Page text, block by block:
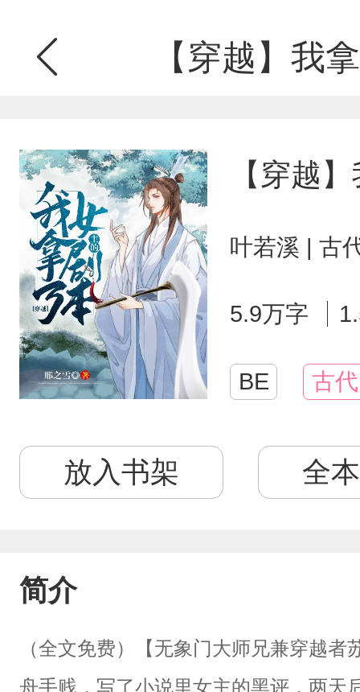
【穿越】我
【穿越
叶若溪 | 古
5.9万字
BE 古代
放入书架 全
简介
（全文免费）【无象门大师兄兼穿越
舟手贱，写了小说里女主的黑评，两天